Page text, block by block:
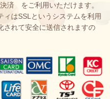
済 をご利用いただけます。
ィはSSLというシステムを利用
されて安全に送信されますの